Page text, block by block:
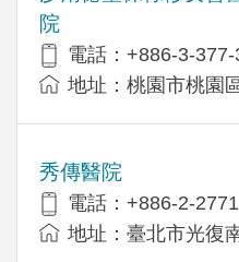
院
電話：+886-3-377-
地址：桃園市桃園
秀傳醫院
電話：+886-2-
地址：臺北市光復